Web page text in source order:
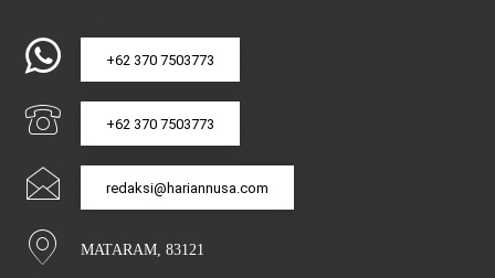
+62 370 7503773
+62 370 7503773
redaksi@hariannusa.com
MATARAM, 83121